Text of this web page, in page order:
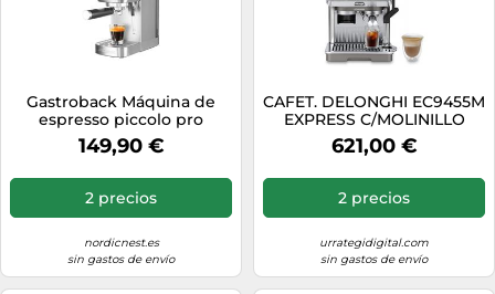
Gastroback Máquina de
espresso piccolo pro
Gastroback Design 42721
Plata
149,90 €
2 precios
nordicnest.es
sin gastos de envío
CAFET. DELONGHI EC9455M
EXPRESS C/MOLINILLO
621,00 €
2 precios
urrategidigital.com
sin gastos de envío